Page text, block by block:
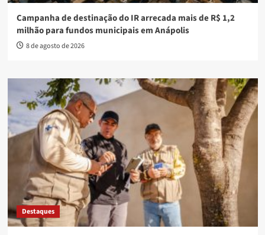
Campanha de destinação do IR arrecada mais de R$ 1,2
milhão para fundos municipais em Anápolis
8 de agosto de 2026
Destaques